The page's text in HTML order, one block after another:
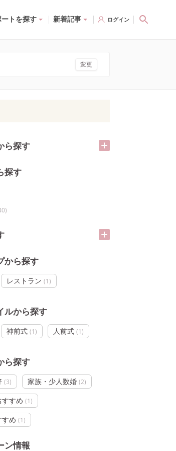
トを探す 新着記事 ログイン
変更
ら探す
探す
)
から探す
レストラン (1)
ルから探す
神前式 (1) 人前式 (1)
ら探す
(3) 家族・少人数婚 (2)
すめ (1)
め (1)
ン情報